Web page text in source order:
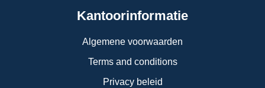
Kantoorinformatie
Algemene voorwaarden
Terms and conditions
Privacy beleid